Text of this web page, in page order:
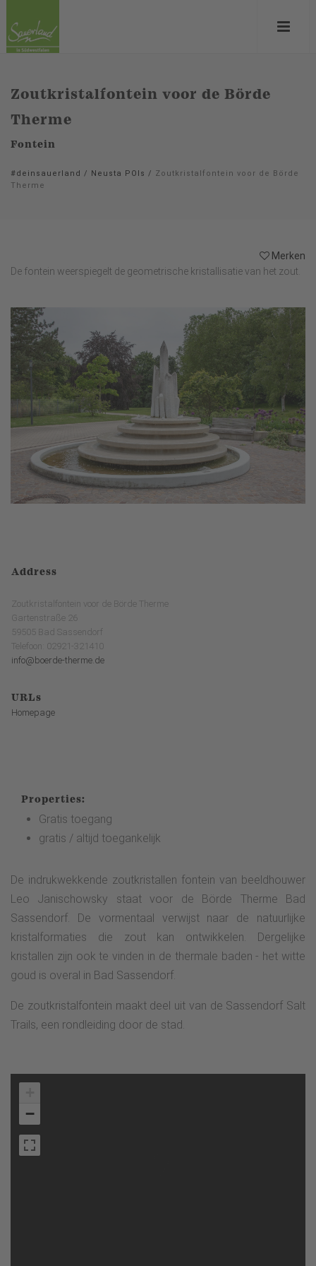
Zoutkristalfontein voor de Börde
Therme
Fontein
#deinsauerland / Neusta POIs / Zoutkristalfontein voor de Börde
Therme
Merken
De fontein weerspiegelt de geometrische kristallisatie van het zout.
Address
Zoutkristalfontein voor de Börde Therme
Gartenstraße 26
59505 Bad Sassendorf
Telefoon: 02921-321410
info@boerde-therme.de
URLs
Homepage
Properties:
Gratis toegang
gratis / altijd toegankelijk
De indrukwekkende zoutkristallen fontein van beeldhouwer
Leo Janischowsky staat voor de Börde Therme Bad
Sassendorf. De vormentaal verwijst naar de natuurlijke
kristalformaties die zout kan ontwikkelen. Dergelijke
kristallen zijn ook te vinden in de thermale baden - het witte
goud is overal in Bad Sassendorf.
De zoutkristalfontein maakt deel uit van de Sassendorf Salt
Trails, een rondleiding door de stad.
−